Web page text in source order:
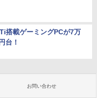
搭載ゲーミングPCが7万
台！
お問い合わせ